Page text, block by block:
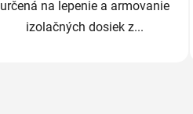
určená na lepenie a armovanie
izolačných dosiek z...